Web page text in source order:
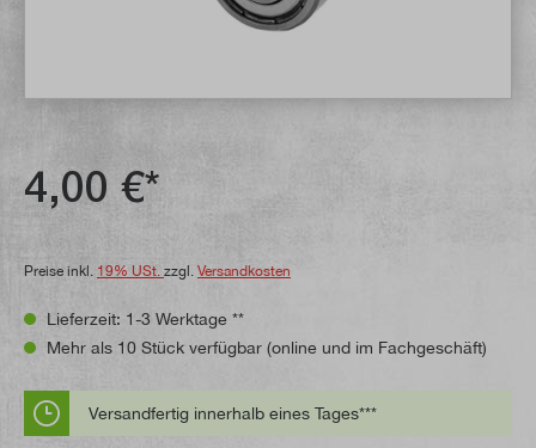
4,00 €*
Preise inkl. 19% USt. zzgl. Versandkosten
Lieferzeit: 1-3 Werktage **
Mehr als 10 Stück verfügbar (online und im Fachgeschäft)
Versandfertig innerhalb eines Tages***